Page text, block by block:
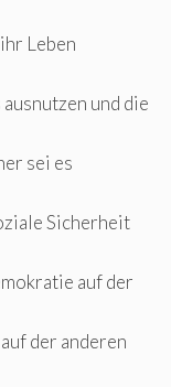
Leben
und die
sei es
Sicherheit
auf der
der anderen